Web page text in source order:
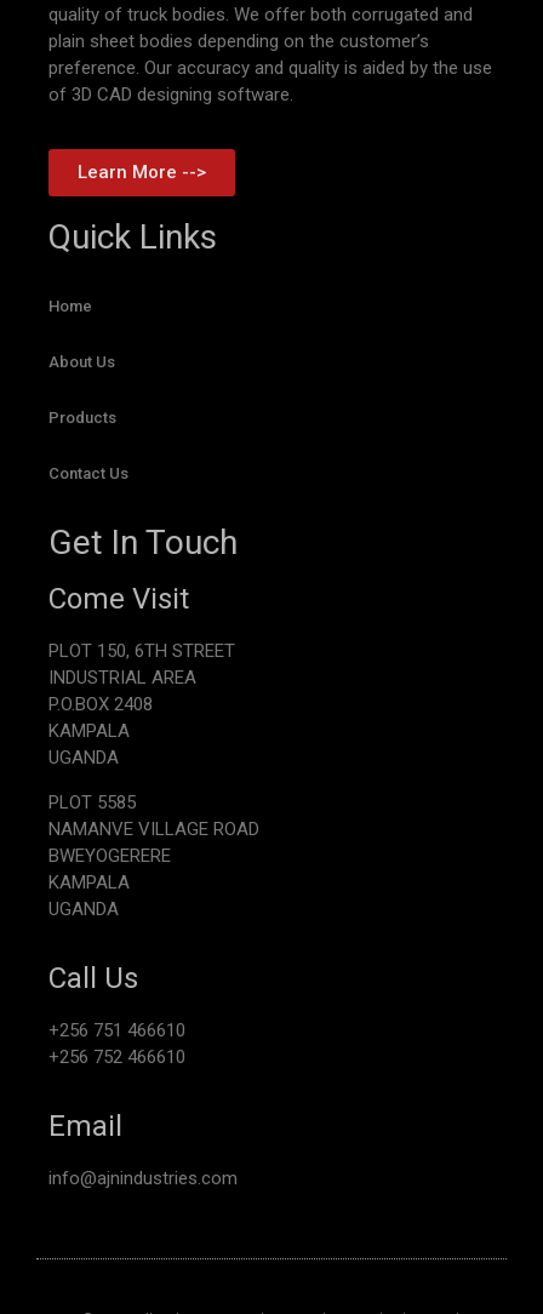
quality of truck bodies. We offer both corrugated and
plain sheet bodies depending on the customer’s
preference. Our accuracy and quality is aided by the use
of 3D CAD designing software.
Learn More -->
Quick Links
Home
About Us
Products
Contact Us
Get In Touch
Come Visit
PLOT 150, 6TH STREET
INDUSTRIAL AREA
P.O.BOX 2408
KAMPALA
UGANDA
PLOT 5585
NAMANVE VILLAGE ROAD
BWEYOGERERE
KAMPALA
UGANDA
Call Us
+256 751 466610
+256 752 466610
Email
info@ajnindustries.com